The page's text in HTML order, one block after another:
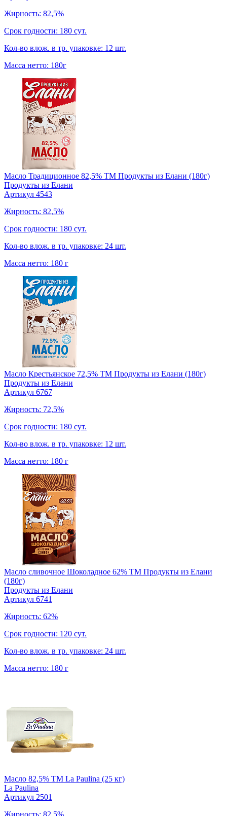
Жирность: 82,5%
Срок годности: 180 сут.
Кол-во влож. в тр. упаковке: 12 шт.
Масса нетто: 180г
Масло Традиционное 82,5% TM Продукты из Елани (180г)
Продукты из Елани
Артикул 4543
Жирность: 82,5%
Срок годности: 180 сут.
Кол-во влож. в тр. упаковке: 24 шт.
Масса нетто: 180 г
Масло Крестьянское 72,5% TM Продукты из Елани (180г)
Продукты из Елани
Артикул 6767
Жирность: 72,5%
Срок годности: 180 сут.
Кол-во влож. в тр. упаковке: 12 шт.
Масса нетто: 180 г
Масло сливочное Шоколадное 62% TM Продукты из Елани
(180г)
Продукты из Елани
Артикул 6741
Жирность: 62%
Срок годности: 120 сут.
Кол-во влож. в тр. упаковке: 24 шт.
Масса нетто: 180 г
Масло 82,5% TM La Paulina (25 кг)
La Paulina
Артикул 2501
Жирность: 82,5%